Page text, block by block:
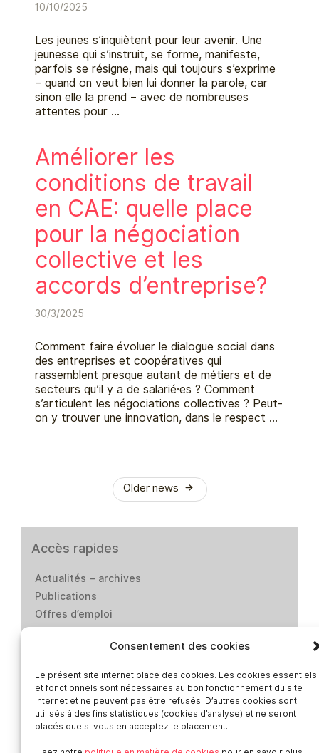
Consentement des cookies
Le présent site internet place des cookies. Les cookies essentiels
et fonctionnels sont nécessaires au bon fonctionnement du site
Internet et ne peuvent pas être refusés. D’autres cookies sont
utilisés à des fins statistiques (cookies d’analyse) et ne seront
placés que si vous en acceptez le placement.
10/10/2025
Les jeunes s’inquiètent pour leur avenir. Une
jeunesse qui s’instruit, se forme, manifeste,
parfois se résigne, mais qui toujours s’exprime
– quand on veut bien lui donner la parole, car
sinon elle la prend – avec de nombreuses
attentes pour …
Améliorer les
conditions de travail
en CAE: quelle place
pour la négociation
collective et les
accords d’entreprise?
30/3/2025
Comment faire évoluer le dialogue social dans
des entreprises et coopératives qui
rassemblent presque autant de métiers et de
secteurs qu’il y a de salarié·es ? Comment
s’articulent les négociations collectives ? Peut-
on y trouver une innovation, dans le respect …
Older news
Accès rapides
Actualités – archives
Publications
Offres d’emploi
Médiation-Réclamation
Politique de protection des données
personnelles